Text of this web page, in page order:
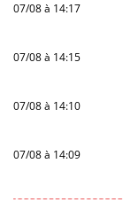
07/08 à 14:17
07/08 à 14:15
07/08 à 14:10
07/08 à 14:09